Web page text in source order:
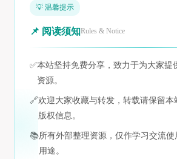
💡 温馨提示
📌 阅读须知Rules & Notice
✅本站坚持免费分享，致力于为大家提
资源。
🔗欢迎大家收藏与转发，转载请保留本
版权信息。
📚所有外部整理资源，仅作学习交流
用途。